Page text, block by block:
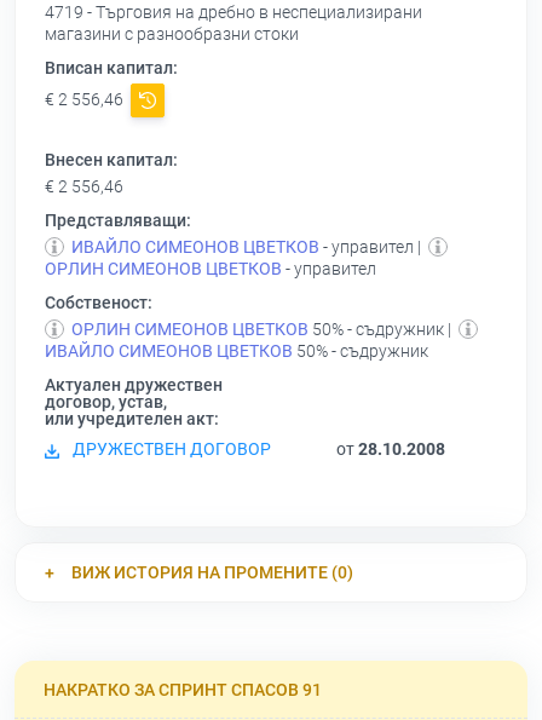
4719 - Търговия на дребно в неспециализирани
магазини с разнообразни стоки
Вписан капитал:
€ 2 556,46
Внесен капитал:
€ 2 556,46
Представляващи:
ИВАЙЛО СИМЕОНОВ ЦВЕТКОВ - управител |
ОРЛИН СИМЕОНОВ ЦВЕТКОВ - управител
Собственост:
ОРЛИН СИМЕОНОВ ЦВЕТКОВ 50% - съдружник |
ИВАЙЛО СИМЕОНОВ ЦВЕТКОВ 50% - съдружник
Актуален дружествен
договор, устав,
или учредителен акт:
ДРУЖЕСТВЕН ДОГОВОР
от28.10.2008
ВИЖ ИСТОРИЯ НА ПРОМЕНИТЕ (0)
НАКРАТКО ЗА СПРИНТ СПАСОВ 91